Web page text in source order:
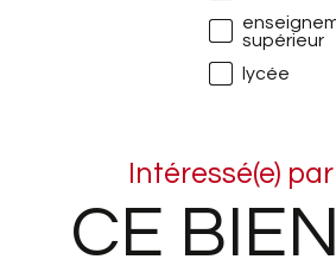
supérieur
lycée
Intéressé(e) par
CE